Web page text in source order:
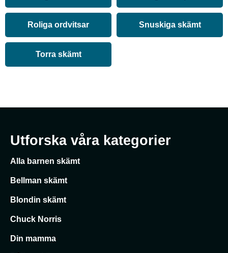
Roliga ordvitsar Snuskiga skämt
Torra skämt
Utforska våra kategorier
Alla barnen skämt
Bellman skämt
Blondin skämt
Chuck Norris
Din mamma